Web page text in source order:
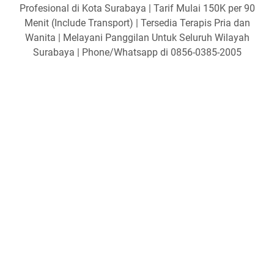
Profesional di Kota Surabaya | Tarif Mulai 150K per 90
Menit (Include Transport) | Tersedia Terapis Pria dan
Wanita | Melayani Panggilan Untuk Seluruh Wilayah
Surabaya | Phone/Whatsapp di 0856-0385-2005